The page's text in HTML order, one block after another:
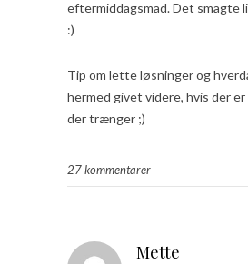
eftermiddagsmad. Det smagte
:)
Tip om lette løsninger og
hermed givet videre, hvis der
der trænger ;)
27 kommentarer
Mette